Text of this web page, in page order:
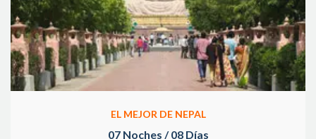
EL MEJOR DE NEPAL
07 Noches / 08 Días